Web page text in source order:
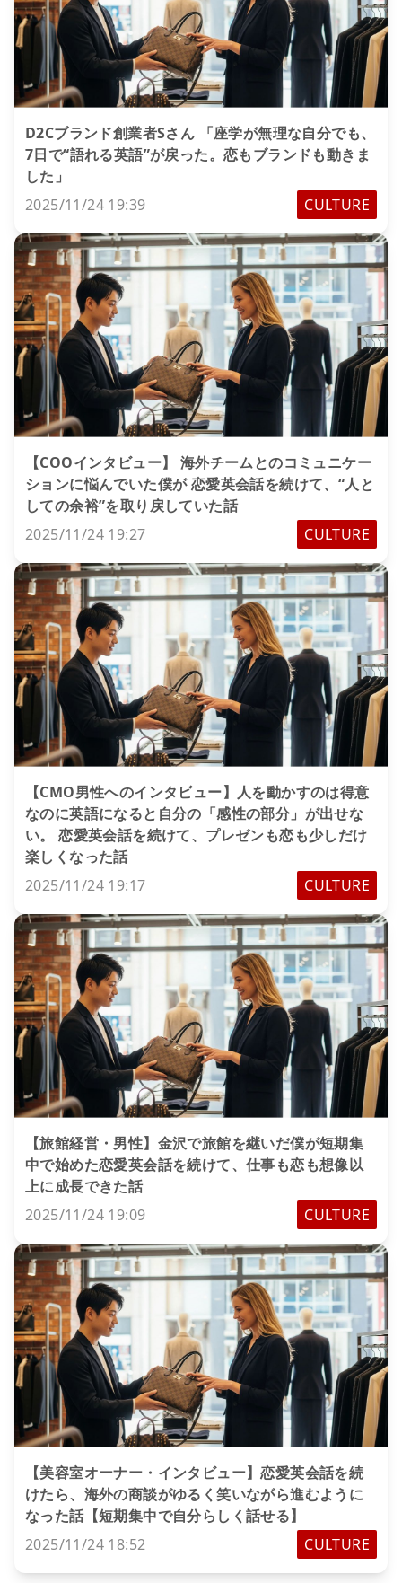
D2Cブランド創業者Sさん 「座学が無理な自分でも、
7日で“語れる英語”が戻った。恋もブランドも動きま
した」
2025/11/24 19:39
CULTURE
【COOインタビュー】 海外チームとのコミュニケー
ションに悩んでいた僕が 恋愛英会話を続けて、“人と
しての余裕”を取り戻していた話
2025/11/24 19:27
CULTURE
【CMO男性へのインタビュー】人を動かすのは得意
なのに英語になると自分の「感性の部分」が出せな
い。 恋愛英会話を続けて、プレゼンも恋も少しだけ
楽しくなった話
2025/11/24 19:17
CULTURE
【旅館経営・男性】金沢で旅館を継いだ僕が短期集
中で始めた恋愛英会話を続けて、仕事も恋も想像以
上に成長できた話
2025/11/24 19:09
CULTURE
【美容室オーナー・インタビュー】恋愛英会話を続
けたら、海外の商談がゆるく笑いながら進むように
なった話【短期集中で自分らしく話せる】
2025/11/24 18:52
CULTURE